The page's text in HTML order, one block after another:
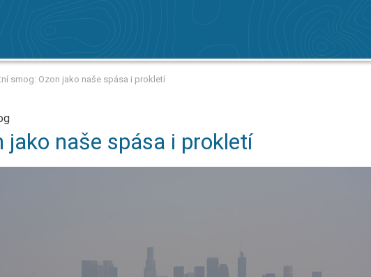
smog: Ozon jako naše spása i prokletí
jako naše spása i prokletí